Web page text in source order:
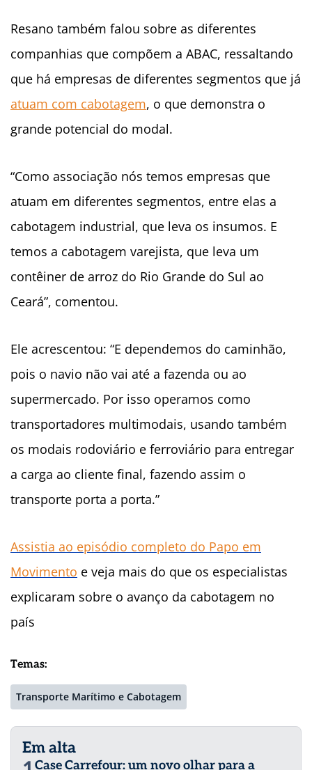
Resano também falou sobre as diferentes
companhias que compõem a ABAC, ressaltando
que há empresas de diferentes segmentos que já
atuam com cabotagem, o que demonstra o
grande potencial do modal.
“Como associação nós temos empresas que
atuam em diferentes segmentos, entre elas a
cabotagem industrial, que leva os insumos. E
temos a cabotagem varejista, que leva um
contêiner de arroz do Rio Grande do Sul ao
Ceará”, comentou.
Ele acrescentou: “E dependemos do caminhão,
pois o navio não vai até a fazenda ou ao
supermercado. Por isso operamos como
transportadores multimodais, usando também
os modais rodoviário e ferroviário para entregar
a carga ao cliente final, fazendo assim o
transporte porta a porta.”
Assistia ao episódio completo do Papo em
Movimento e veja mais do que os especialistas
explicaram sobre o avanço da cabotagem no
país
Temas:
Transporte Marítimo e Cabotagem
Em alta
Case Carrefour: um novo olhar para a